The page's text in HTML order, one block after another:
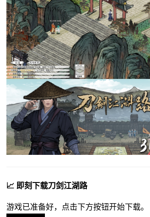
📈 即刻下载刀剑江湖路
游戏已准备好，点击下方按钮开始下载。